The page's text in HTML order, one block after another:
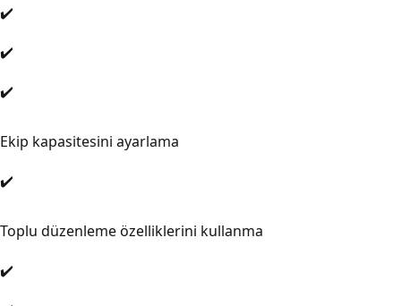
✔️
✔️
✔️
Ekip kapasitesini ayarlama
✔️
Toplu düzenleme özelliklerini kullanma
✔️